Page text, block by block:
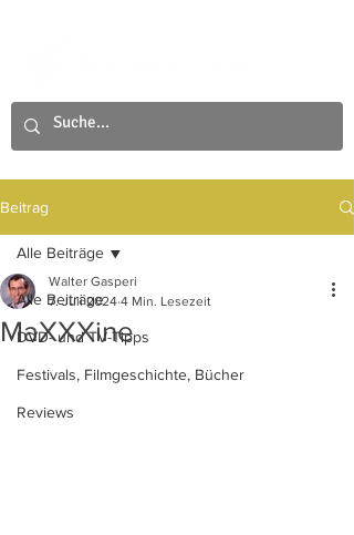
Beitrag
Alle Beiträge
DVD- und TV-Tipps
Festivals, Filmgeschichte, Bücher
Reviews
Alle Beiträge
MaXXXine
Walter Gasperi
7. Juli 2024 4 Min. Lesezeit